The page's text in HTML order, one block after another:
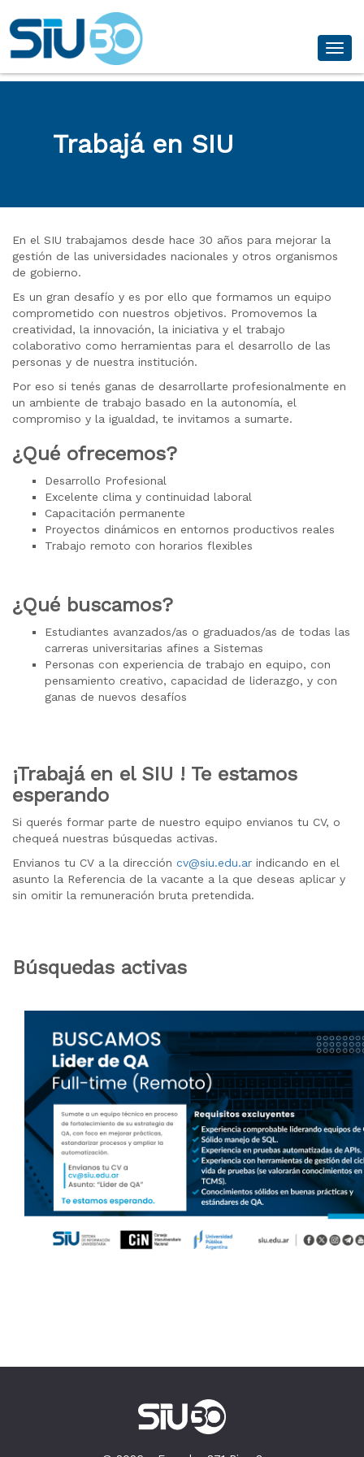
Trabajá en SIU
En el SIU trabajamos desde hace 30 años para mejorar la
gestión de las universidades nacionales y otros organismos
de gobierno.
Es un gran desafío y es por ello que formamos un equipo
comprometido con nuestros objetivos. Promovemos la
creatividad, la innovación, la iniciativa y el trabajo
colaborativo como herramientas para el desarrollo de las
personas y de nuestra institución.
Por eso si tenés ganas de desarrollarte profesionalmente en
un ambiente de trabajo basado en la autonomía, el
compromiso y la igualdad, te invitamos a sumarte.
¿Qué ofrecemos?
Desarrollo Profesional
Excelente clima y continuidad laboral
Capacitación permanente
Proyectos dinámicos en entornos productivos reales
Trabajo remoto con horarios flexibles
¿Qué buscamos?
Estudiantes avanzados/as o graduados/as de todas las
carreras universitarias afines a Sistemas
Personas con experiencia de trabajo en equipo, con
pensamiento creativo, capacidad de liderazgo, y con
ganas de nuevos desafíos
¡Trabajá en el SIU ! Te estamos
esperando
Si querés formar parte de nuestro equipo envianos tu CV, o
chequeá nuestras búsquedas activas.
Envianos tu CV a la dirección cv@siu.edu.ar indicando en el
asunto la Referencia de la vacante a la que deseas aplicar y
sin omitir la remuneración bruta pretendida.
Búsquedas activas